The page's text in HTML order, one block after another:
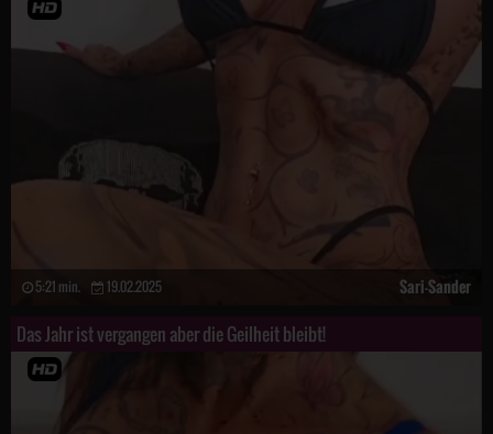
5:21 min. 19.02.2025 Sari-Sander
Das Jahr ist vergangen aber die Geilheit bleibt!